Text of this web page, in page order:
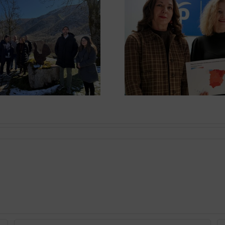
El PP exige al
Gobierno un
refuerzo de las
redes eléctricas
El PP
en